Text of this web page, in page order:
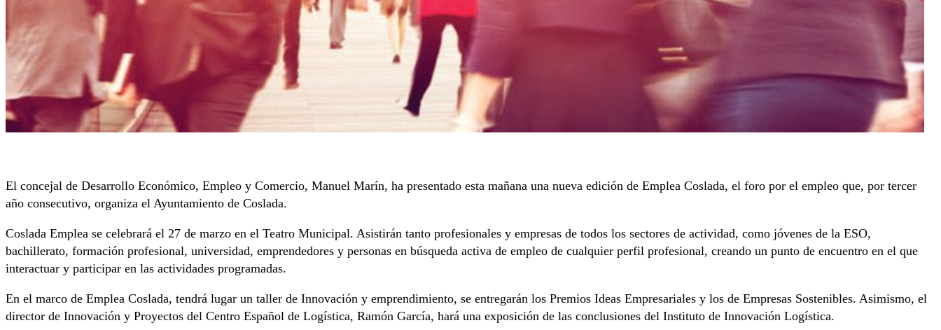
El concejal de Desarrollo Económico, Empleo y Comercio, Manuel Marín, ha presentado esta mañana una nueva edición de Emplea Coslada, el foro por el empleo que, por tercer
año consecutivo, organiza el Ayuntamiento de Coslada.
Coslada Emplea se celebrará el 27 de marzo en el Teatro Municipal. Asistirán tanto profesionales y empresas de todos los sectores de actividad, como jóvenes de la ESO,
bachillerato, formación profesional, universidad, emprendedores y personas en búsqueda activa de empleo de cualquier perfil profesional, creando un punto de encuentro en el que
interactuar y participar en las actividades programadas.
En el marco de Emplea Coslada, tendrá lugar un taller de Innovación y emprendimiento, se entregarán los Premios Ideas Empresariales y los de Empresas Sostenibles. Asimismo, el
director de Innovación y Proyectos del Centro Español de Logística, Ramón García, hará una exposición de las conclusiones del Instituto de Innovación Logística.